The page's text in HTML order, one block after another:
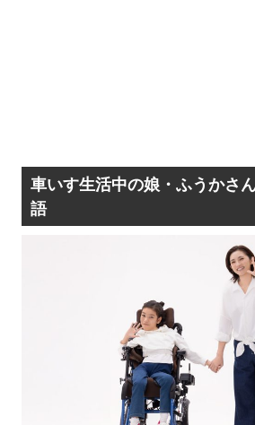
車いす生活中の娘・ふうかさ
語